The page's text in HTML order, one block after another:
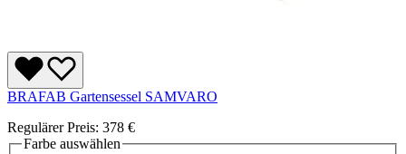
BRAFAB Gartensessel SAMVARO
Regulärer Preis: 378 €
Farbe auswählen